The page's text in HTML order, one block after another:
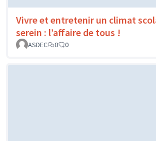
Vivre et entretenir un climat
serein : l’affaire de tous !
ASDEC
0 0